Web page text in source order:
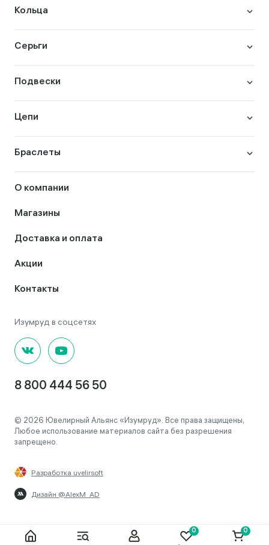
Кольца
Серьги
Подвески
Цепи
Браслеты
О компании
Магазины
Доставка и оплата
Акции
Контакты
8 800 444 56 50
© 2026 Ювелирный Альянс «Изумруд». Все права защищены,
Любое использование материалов сайта без разрешения
запрещено.
Разработка uvelirsoft
Дизайн @AlexM_AD